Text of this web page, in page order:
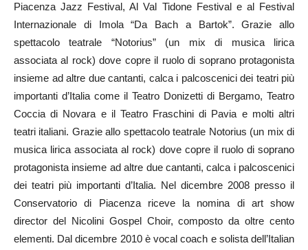
Piacenza Jazz Festival, Al Val Tidone Festival e al Festival
Internazionale di Imola “Da Bach a Bartok”. Grazie allo
spettacolo teatrale “Notorius” (un mix di musica lirica
associata al rock) dove copre il ruolo di soprano protagonista
insieme ad altre due cantanti, calca i palcoscenici dei teatri più
importanti d’Italia come il Teatro Donizetti di Bergamo, Teatro
Coccia di Novara e il Teatro Fraschini di Pavia e molti altri
teatri italiani. Grazie allo spettacolo teatrale Notorius (un mix di
musica lirica associata al rock) dove copre il ruolo di soprano
protagonista insieme ad altre due cantanti, calca i palcoscenici
dei teatri più importanti d’Italia. Nel dicembre 2008 presso il
Conservatorio di Piacenza riceve la nomina di art show
director del Nicolini Gospel Choir, composto da oltre cento
elementi. Dal dicembre 2010 è vocal coach e solista dell’Italian